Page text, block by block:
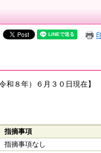
和８年）６月３０日現在】
指摘事項
指摘事項なし